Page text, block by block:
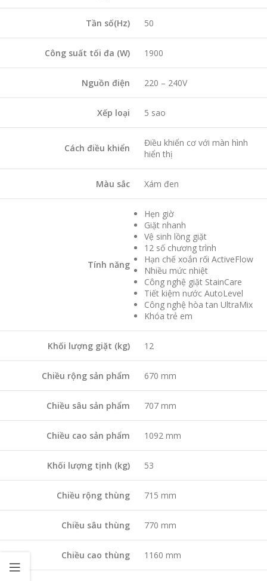
Tần số(Hz) 50
Công suất tối đa (W) 1900
Nguồn điện 220 – 240V
Xếp loại 5 sao
Cách điều khiển
Điều khiển cơ với màn hình
hiển thị
Màu sắc Xám đen
Tính năng
Hẹn giờ
Giặt nhanh
Vệ sinh lồng giặt
12 số chương trình
Hạn chế xoắn rối ActiveFlow
Nhiều mức nhiệt
Công nghệ giặt StainCare
Tiết kiệm nước AutoLevel
Công nghệ hòa tan UltraMix
Khóa trẻ em
Khối lượng giặt (kg) 12
Chiều rộng sản phẩm 670 mm
Chiều sâu sản phẩm 707 mm
Chiều cao sản phẩm 1092 mm
Khối lượng tịnh (kg) 53
Chiều rộng thùng 715 mm
Chiều sâu thùng 770 mm
Chiều cao thùng 1160 mm